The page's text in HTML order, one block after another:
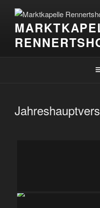
Inhalt
springen